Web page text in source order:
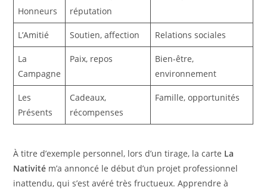
Honneurs
réputation
L’Amitié Soutien, affection Relations sociales
La
Campagne
Paix, repos
Bien-être,
environnement
Les
Présents
Cadeaux,
récompenses
Famille, opportunités
À titre d’exemple personnel, lors d’un tirage, la carte La
Nativité m’a annoncé le début d’un projet professionnel
inattendu, qui s’est avéré très fructueux. Apprendre à